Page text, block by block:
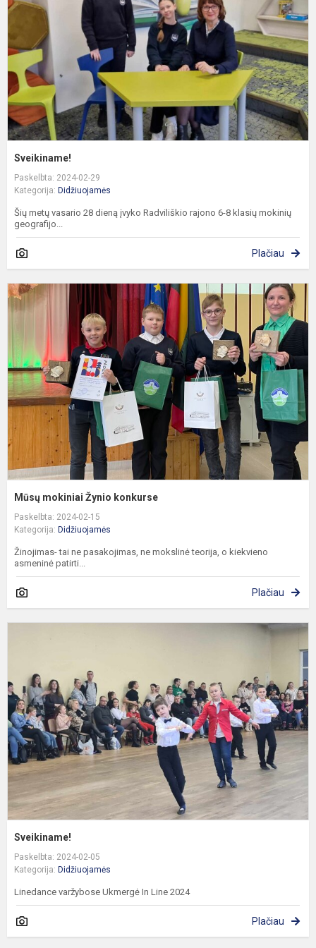
Sveikiname!
Paskelbta: 2024-02-29
Kategorija: Didžiuojamės
Šių metų vasario 28 dieną įvyko Radviliškio rajono 6-8 klasių mokinių
geografijo...
Plačiau
Mūsų mokiniai Žynio konkurse
Paskelbta: 2024-02-15
Kategorija: Didžiuojamės
Žinojimas- tai ne pasakojimas, ne mokslinė teorija, o kiekvieno
asmeninė patirti...
Plačiau
Sveikiname!
Paskelbta: 2024-02-05
Kategorija: Didžiuojamės
Linedance varžybose Ukmergė In Line 2024
Plačiau